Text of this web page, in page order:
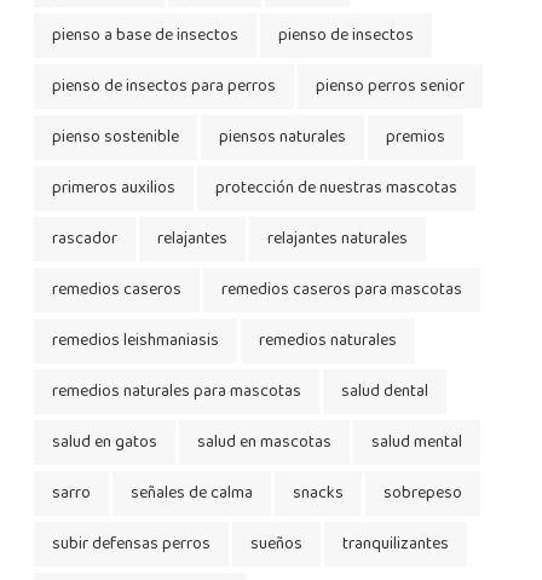
pienso a base de insectos
pienso de insectos
pienso de insectos para perros
pienso perros senior
pienso sostenible
piensos naturales
premios
primeros auxilios
protección de nuestras mascotas
rascador
relajantes
relajantes naturales
remedios caseros
remedios caseros para mascotas
remedios leishmaniasis
remedios naturales
remedios naturales para mascotas
salud dental
salud en gatos
salud en mascotas
salud mental
sarro
señales de calma snacks
sobrepeso
subir defensas perros
sueños
tranquilizantes